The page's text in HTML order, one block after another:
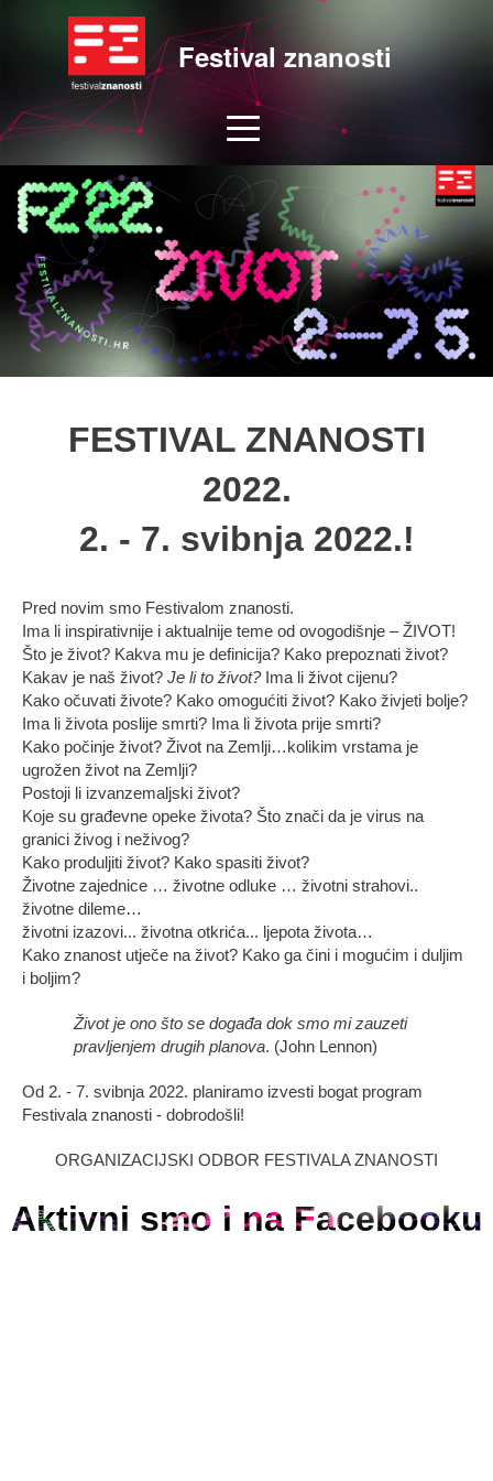
Festival znanosti
FESTIVAL ZNANOSTI
2022.
2. - 7. svibnja 2022.!
Pred novim smo Festivalom znanosti.
Ima li inspirativnije i aktualnije teme od ovogodišnje – ŽIVOT!
Što je život? Kakva mu je definicija? Kako prepoznati život?
Kakav je naš život?Je li to život?Ima li život cijenu?
Kako očuvati živote? Kako omogućiti život? Kako živjeti bolje?
Ima li života poslije smrti? Ima li života prije smrti?
Kako počinje život? Život na Zemlji…kolikim vrstama je
ugrožen život na Zemlji?
Postoji li izvanzemaljski život?
Koje su građevne opeke života? Što znači da je virus na
granici živog i neživog?
Kako produljiti život? Kako spasiti život?
Životne zajednice … životne odluke … životni strahovi..
životne dileme…
životni izazovi... životna otkrića... ljepota života…
Kako znanost utječe na život? Kako ga čini i mogućim i duljim
i boljim?
Život je ono što se događa dok smo mi zauzeti
pravljenjem drugih planova. (John Lennon)
Od 2. - 7. svibnja 2022. planiramo izvesti bogat program
Festivala znanosti - dobrodošli!
ORGANIZACIJSKI ODBOR FESTIVALA ZNANOSTI
Aktivni smo i na Facebooku